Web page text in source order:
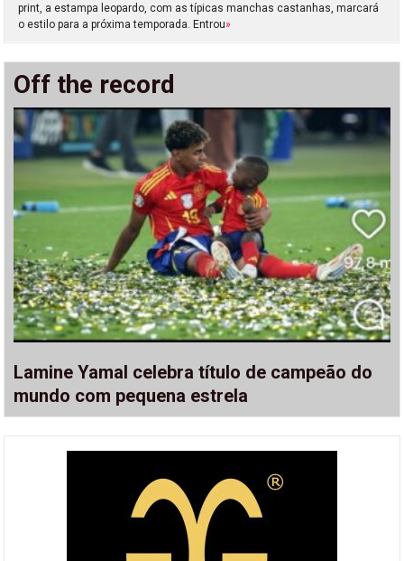
print, a estampa leopardo, com as típicas manchas castanhas, marcará
o estilo para a próxima temporada. Entrou»
Off the record
Lamine Yamal celebra título de campeão do
mundo com pequena estrela